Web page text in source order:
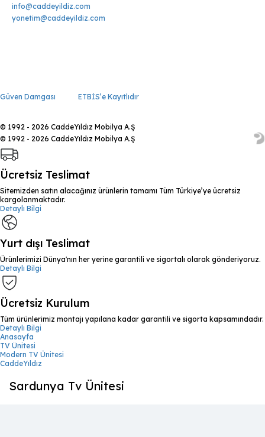
info@caddeyildiz.com
yonetim@caddeyildiz.com
Güven Damgası ETBİS’e Kayıtlıdır
© 1992 - 2026 CaddeYıldız Mobilya A.Ş
© 1992 - 2026 CaddeYıldız Mobilya A.Ş
Ücretsiz Teslimat
Sitemizden satın alacağınız ürünlerin tamamı Tüm Türkiye’ye ücretsiz
kargolanmaktadır.
Detaylı Bilgi
Yurt dışı Teslimat
Ürünlerimizi Dünya'nın her yerine garantili ve sigortalı olarak gönderiyoruz.
Detaylı Bilgi
Ücretsiz Kurulum
Tüm ürünlerimiz montajı yapılana kadar garantili ve sigorta kapsamındadır.
Detaylı Bilgi
Anasayfa
TV Ünitesi
Modern TV Ünitesi
CaddeYıldız
Sardunya Tv Ünitesi